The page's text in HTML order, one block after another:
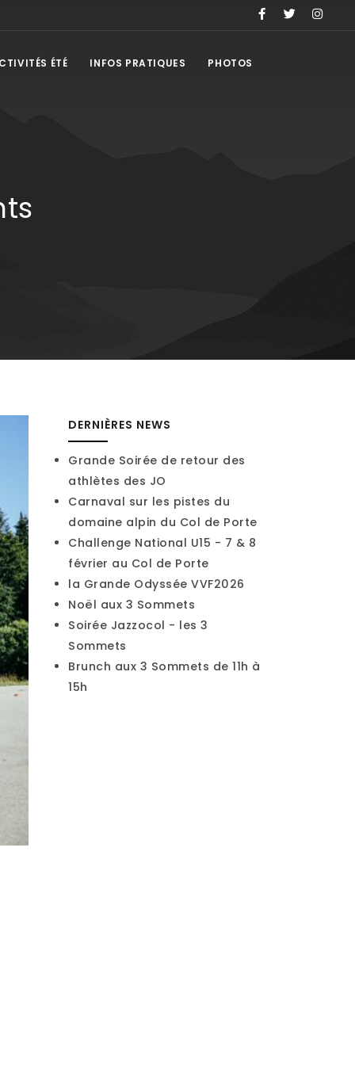
ÉTÉ INFOS PRATIQUES PHOTOS
DERNIÈRES NEWS
Grande Soirée de retour des
athlètes des JO
Carnaval sur les pistes du
domaine alpin du Col de Porte
Challenge National U15 - 7 & 8
février au Col de Porte
la Grande Odyssée VVF2026
Noël aux 3 Sommets
Soirée Jazzocol - les 3
Sommets
Brunch aux 3 Sommets de 11h à
15h